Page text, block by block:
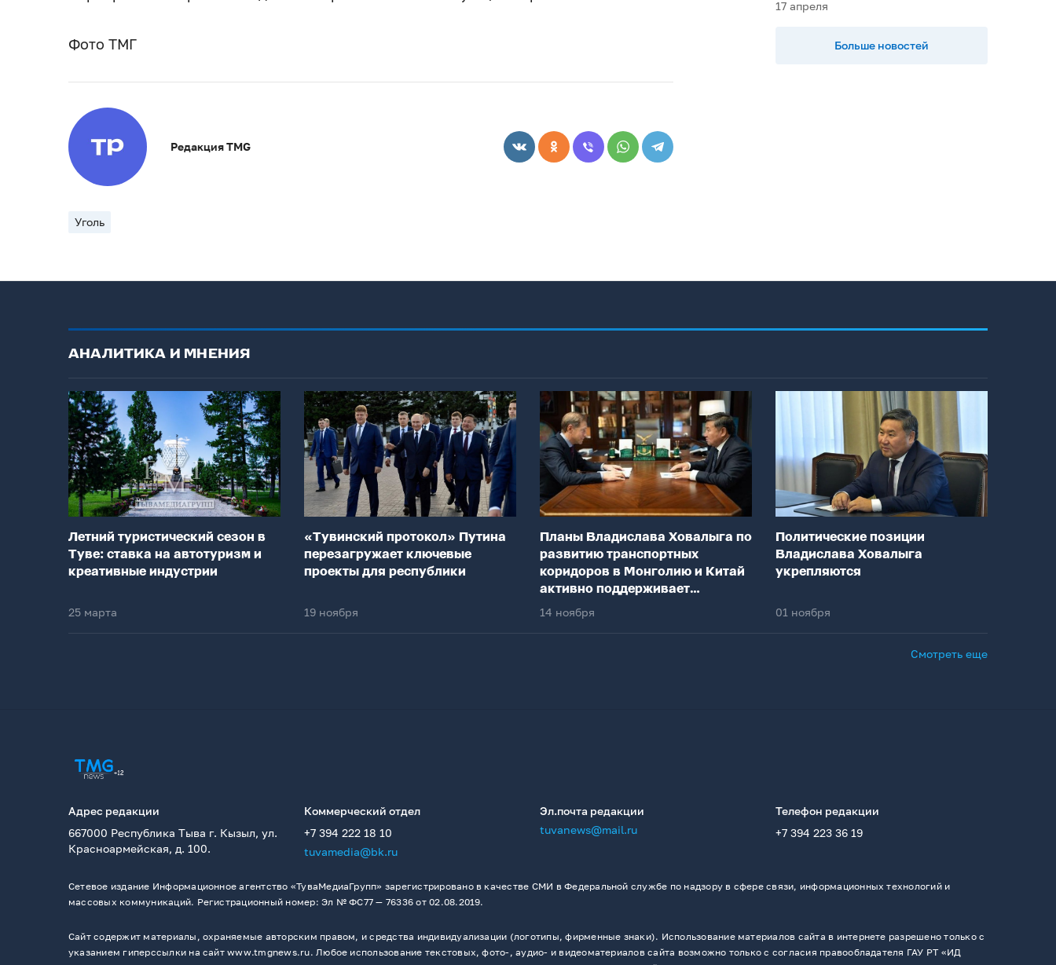
Фото ТМГ
Редакция TMG
Уголь
национальным проектам
17 апреля
Больше новостей
АНАЛИТИКА И МНЕНИЯ
Летний туристический сезон в
Туве: ставка на автотуризм и
креативные индустрии
25 марта
«Тувинский протокол» Путина
перезагружает ключевые
проекты для республики
19 ноября
Планы Владислава Ховалыга по
развитию транспортных
коридоров в Монголию и Китай
активно поддерживает
федеральный центр
14 ноября
Политические позиции
Владислава Ховалыга
укрепляются
01 ноября
Смотреть еще
Адрес редакции
667000 Республика Тыва г. Кызыл, ул.
Красноармейская, д. 100.
Коммерческий отдел
+7 394 222 18 10
tuvamedia@bk.ru
Эл.почта редакции
tuvanews@mail.ru
Телефон редакции
+7 394 223 36 19
Сетевое издание Информационное агентство «ТуваМедиаГрупп» зарегистрировано в качестве СМИ в Федеральной службе по надзору в сфере связи, информационных технологий и
массовых коммуникаций. Регистрационный номер: Эл № ФС77 — 76336 от 02.08.2019.
Сайт содержит материалы, охраняемые авторским правом, и средства индивидуализации (логотипы, фирменные знаки). Использование материалов сайта в интернете разрешено только с
указанием гиперссылки на сайт www.tmgnews.ru. Любое использование текстовых, фото-, аудио- и видеоматериалов сайта возможно только с согласия правообладателя ГАУ РТ «ИД